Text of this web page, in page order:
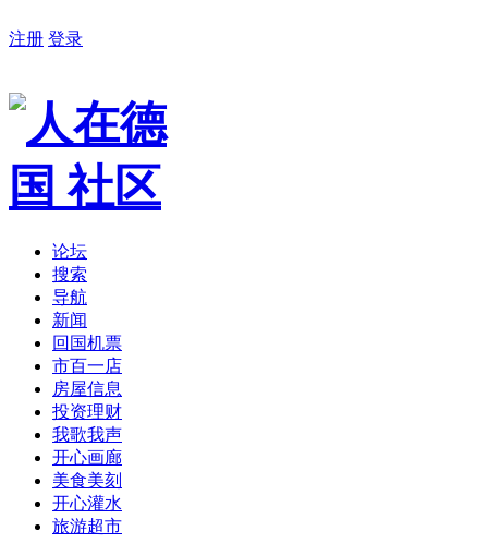
注册 登录
论坛
搜索
导航
新闻
回国机票
市百一店
房屋信息
投资理财
我歌我声
开心画廊
美食美刻
开心灌水
旅游超市